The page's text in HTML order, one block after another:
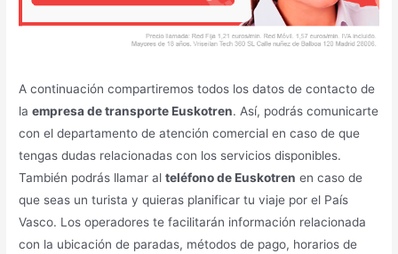
A continuación compartiremos todos los datos de contacto de
laempresa de transporte Euskotren. Así, podrás comunicarte
con el departamento de atención comercial en caso de que
tengas dudas relacionadas con los servicios disponibles.
También podrás llamar alteléfono de Euskotren en caso de
que seas un turista y quieras planificar tu viaje por el País
Vasco. Los operadores te facilitarán información relacionada
con la ubicación de paradas, métodos de pago, horarios de